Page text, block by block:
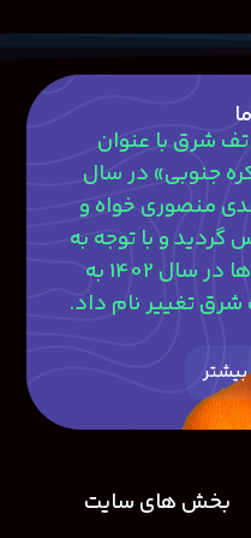
شرق با عنوان
جنوبی» در سال
1395 به همت استاد مهدی منصوری‎ خواه و
و با توجه به
گسترش و تنوع فعالیت‌ها در سال 1402 به
تغییر نام داد.
بخش های سایت